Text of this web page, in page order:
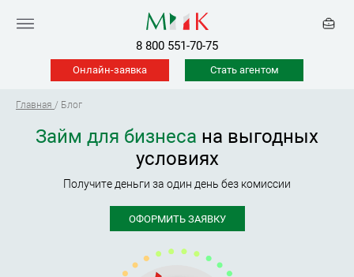
8 800 551-70-75
Онлайн-заявка Стать агентом
Главная / Блог
Займ для бизнеса на выгодных
условиях
Получите деньги за один день без комиссии
ОФОРМИТЬ ЗАЯВКУ